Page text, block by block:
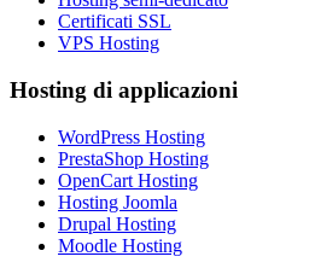
Certificati SSL
VPS Hosting
Hosting di applicazioni
WordPress Hosting
PrestaShop Hosting
OpenCart Hosting
Hosting Joomla
Drupal Hosting
Moodle Hosting